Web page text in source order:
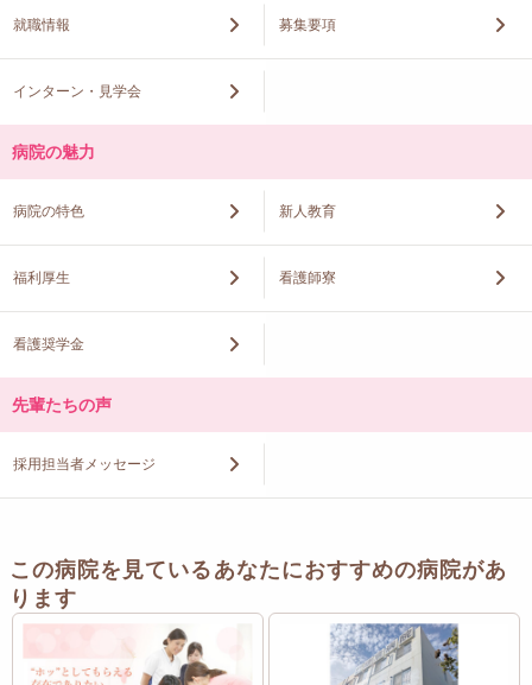
就職情報 募集要項
インターン・見学会
病院の魅力
病院の特色 新人教育
福利厚生 看護師寮
看護奨学金
先輩たちの声
採用担当者メッセージ
この病院を見ているあなたにおすすめの病院があ
ります